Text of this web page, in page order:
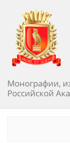
Монографии,
Российской